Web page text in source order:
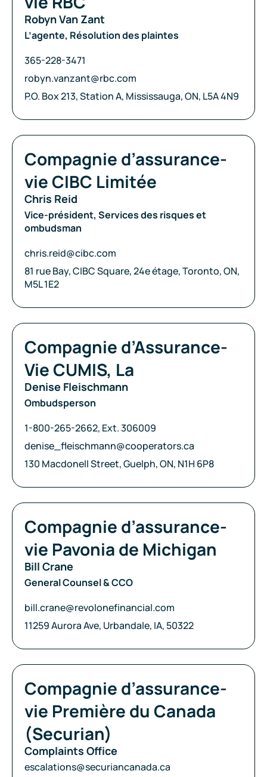
Robyn Van Zant
L’agente, Résolution des plaintes
Téléphone:
365-228-3471
Courriel:
robyn.vanzant@rbc.com
Adresse:
P.O. Box 213, Station A, Mississauga, ON, L5A 4N9
Compagnie:
Compagnie d’assurance-
vie CIBC Limitée
Chris Reid
Vice-président, Services des risques et
ombudsman
Courriel:
chris.reid@cibc.com
Adresse:
81 rue Bay, CIBC Square, 24e étage, Toronto, ON,
M5L 1E2
Compagnie:
Compagnie d’Assurance-
Vie CUMIS, La
Denise Fleischmann
Ombudsperson
Téléphone:
1-800-265-2662, Ext. 306009
Courriel:
denise_fleischmann@cooperators.ca
Adresse:
130 Macdonell Street, Guelph, ON, N1H 6P8
Compagnie:
Compagnie d’assurance-
vie Pavonia de Michigan
Bill Crane
General Counsel & CCO
Courriel:
bill.crane@revolonefinancial.com
Adresse:
11259 Aurora Ave, Urbandale, IA, 50322
Compagnie:
Compagnie d’assurance-
vie Première du Canada
(Securian)
Complaints Office
Courriel:
escalations@securiancanada.ca